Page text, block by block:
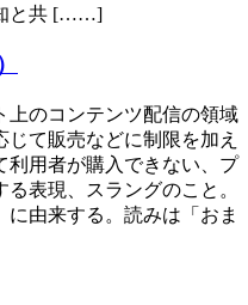
と共 [……]
上のコンテンツ配信の領域
て販売などに制限を加え
利用者が購入できない、プ
表現、スラングのこと。
に由来する。読みは「おま